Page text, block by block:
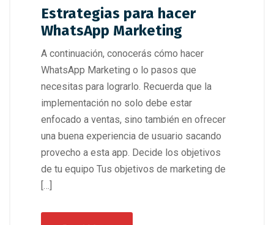
Estrategias para hacer
WhatsApp Marketing
A continuación, conocerás cómo hacer
WhatsApp Marketing o lo pasos que
necesitas para lograrlo. Recuerda que la
implementación no solo debe estar
enfocado a ventas, sino también en ofrecer
una buena experiencia de usuario sacando
provecho a esta app. Decide los objetivos
de tu equipo Tus objetivos de marketing de
[…]